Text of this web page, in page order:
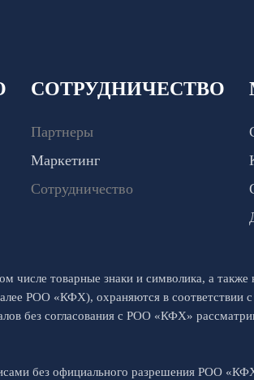
СОТРУДНИЧЕСТВО
Партнеры
Маркетинг
Сотрудничество
товарные знаки и символика, а
РОО «КФХ), охраняются в соответствии
без согласования с РОО «КФХ»
без официального разрешения РОО